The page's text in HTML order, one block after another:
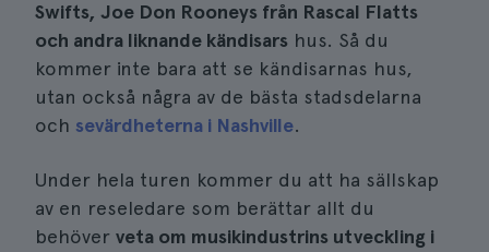
Swifts, Joe Don Rooneys från Rascal Flatts
och andra liknande kändisars hus. Så du
kommer inte bara att se kändisarnas hus,
utan också några av de bästa stadsdelarna
och sevärdheterna i Nashville.
Under hela turen kommer du att ha sällskap
av en reseledare som berättar allt du
behöver veta om musikindustrins utveckling i